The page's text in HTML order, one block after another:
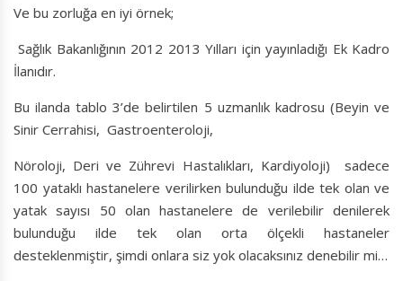
Ve bu zorluğa en iyi örnek;
Sağlık Bakanlığının 2012 2013 Yılları için yayınladığı Ek Kadro
İlanıdır.
Bu ilanda tablo 3’de belirtilen 5 uzmanlık kadrosu (Beyin ve
Sinir Cerrahisi, Gastroenteroloji,
Nöroloji, Deri ve Zührevi Hastalıkları, Kardiyoloji) sadece
100 yataklı hastanelere verilirken bulunduğu ilde tek olan ve
yatak sayısı 50 olan hastanelere de verilebilir denilerek
bulunduğu ilde tek olan orta ölçekli hastaneler
desteklenmiştir, şimdi onlara siz yok olacaksınız denebilir mi…